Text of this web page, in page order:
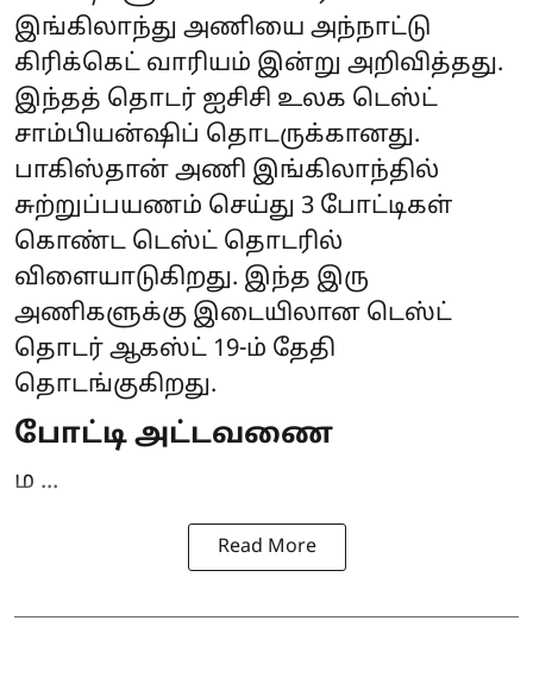
இங்கிலாந்து அணியை அந்நாட்டு
கிரிக்கெட் வாரியம் இன்று அறிவித்தது.
இந்தத் தொடர் ஐசிசி உலக டெஸ்ட்
சாம்பியன்ஷிப் தொடருக்கானது.
பாகிஸ்தான் அணி இங்கிலாந்தில்
சுற்றுப்பயணம் செய்து 3 போட்டிகள்
கொண்ட டெஸ்ட் தொடரில்
விளையாடுகிறது. இந்த இரு
அணிகளுக்கு இடையிலான டெஸ்ட்
தொடர் ஆகஸ்ட் 19-ம் தேதி
தொடங்குகிறது.
போட்டி அட்டவணை
ம ...
Read More